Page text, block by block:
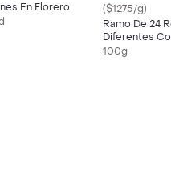
En Florero
($1275/g)
Ramo De 24
Diferentes
100g